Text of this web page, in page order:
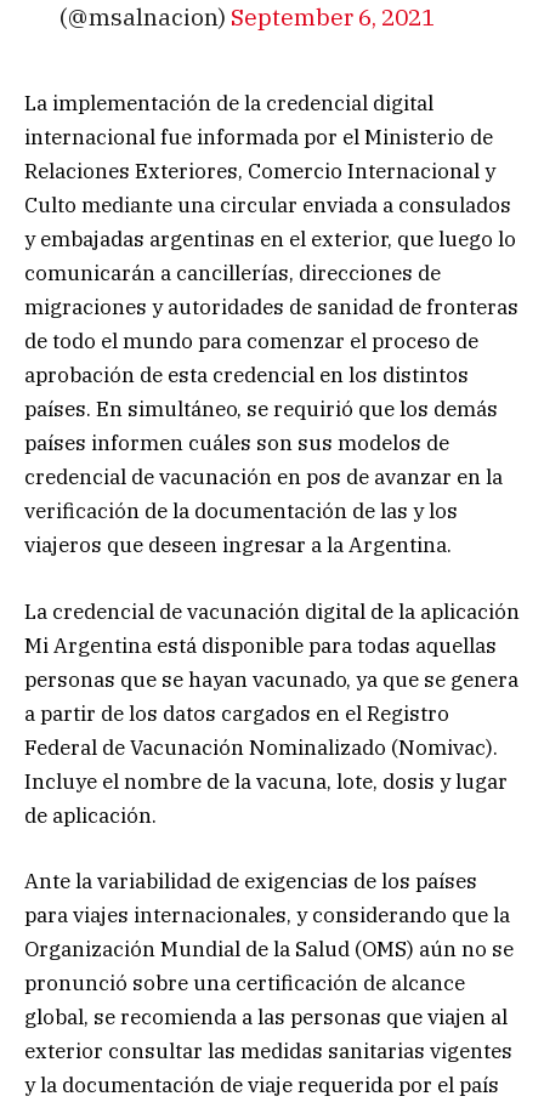
(@msalnacion) September 6, 2021
La implementación de la credencial digital
internacional fue informada por el Ministerio de
Relaciones Exteriores, Comercio Internacional y
Culto mediante una circular enviada a consulados
y embajadas argentinas en el exterior, que luego lo
comunicarán a cancillerías, direcciones de
migraciones y autoridades de sanidad de fronteras
de todo el mundo para comenzar el proceso de
aprobación de esta credencial en los distintos
países. En simultáneo, se requirió que los demás
países informen cuáles son sus modelos de
credencial de vacunación en pos de avanzar en la
verificación de la documentación de las y los
viajeros que deseen ingresar a la Argentina.
La credencial de vacunación digital de la aplicación
Mi Argentina está disponible para todas aquellas
personas que se hayan vacunado, ya que se genera
a partir de los datos cargados en el Registro
Federal de Vacunación Nominalizado (Nomivac).
Incluye el nombre de la vacuna, lote, dosis y lugar
de aplicación.
Ante la variabilidad de exigencias de los países
para viajes internacionales, y considerando que la
Organización Mundial de la Salud (OMS) aún no se
pronunció sobre una certificación de alcance
global, se recomienda a las personas que viajen al
exterior consultar las medidas sanitarias vigentes
y la documentación de viaje requerida por el país